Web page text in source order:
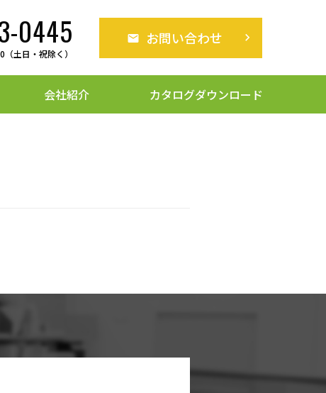
0445
土日・祝除く）
お問い合わせ keyboard_arrow_right
会社紹介 カタログダウンロード